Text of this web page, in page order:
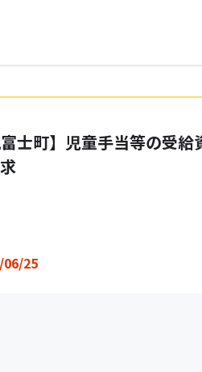
富士町】児童手当等の受
06/25